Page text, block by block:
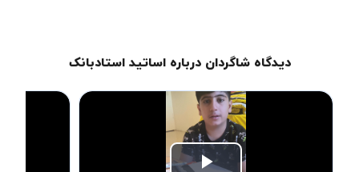
دیدگاه شاگردان درباره اساتید استادبانک